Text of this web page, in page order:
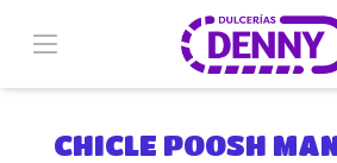
CHICLE POOSH